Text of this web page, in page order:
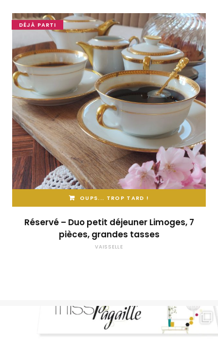
DÉJÀ PARTI
OUPS... TROP TARD !
Réservé – Duo petit déjeuner Limoges, 7
pièces, grandes tasses
VAISSELLE